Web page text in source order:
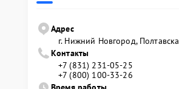
Адрес
г. Нижний Новгород,
Контакты
+7 (831) 231-05-25
+7 (800) 100-33-26